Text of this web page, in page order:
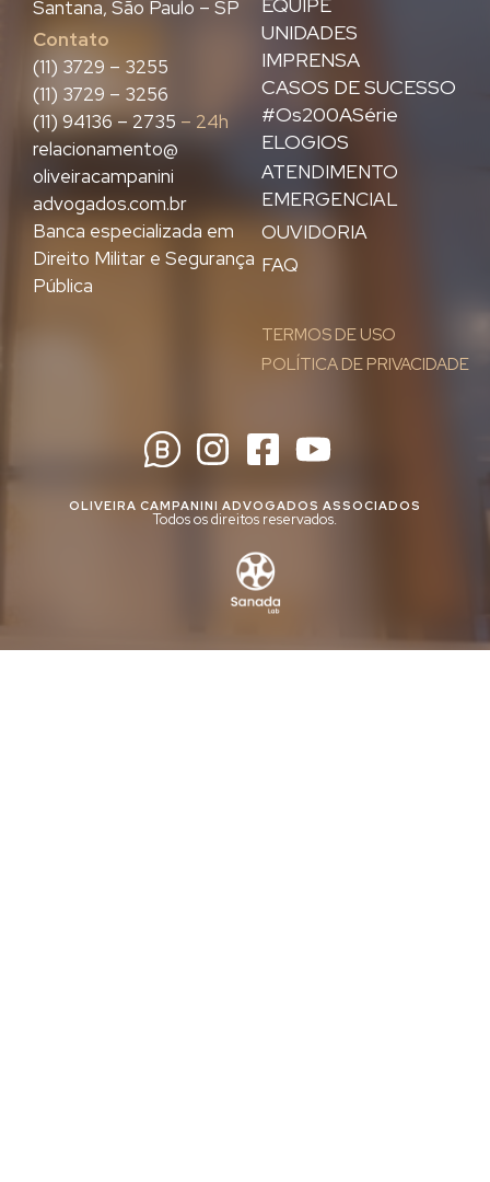
EQUIPE
UNIDADES
IMPRENSA
CASOS DE SUCESSO
#Os200ASérie
ELOGIOS
ATENDIMENTO
EMERGENCIAL
OUVIDORIA
FAQ
TERMOS DE USO
POLÍTICA DE PRIVACIDADE
Santana, São Paulo – SP
Contato
(11) 3729 – 3255
(11) 3729 – 3256
(11) 94136 – 2735 – 24h
relacionamento@
oliveiracampanini
advogados.com.br
Banca especializada em
Direito Militar e Segurança
Pública
OLIVEIRA CAMPANINI ADVOGADOS ASSOCIADOS
Todos os direitos reservados.